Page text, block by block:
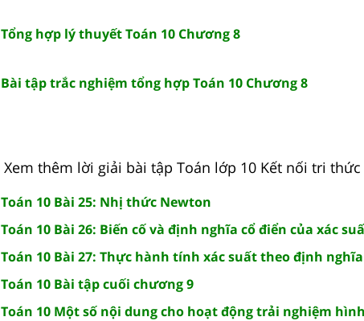
Tổng hợp lý thuyết Toán 10 Chương 8
Bài tập trắc nghiệm tổng hợp Toán 10 Chương 8
Xem thêm lời giải bài tập Toán lớp 10 Kết nối tri
Toán 10 Bài 25: Nhị thức Newton
Toán 10 Bài 26: Biến cố và định nghĩa cổ điển của xác
Toán 10 Bài 27: Thực hành tính xác suất theo định
Toán 10 Bài tập cuối chương 9
Toán 10 Một số nội dung cho hoạt động trải nghiệm